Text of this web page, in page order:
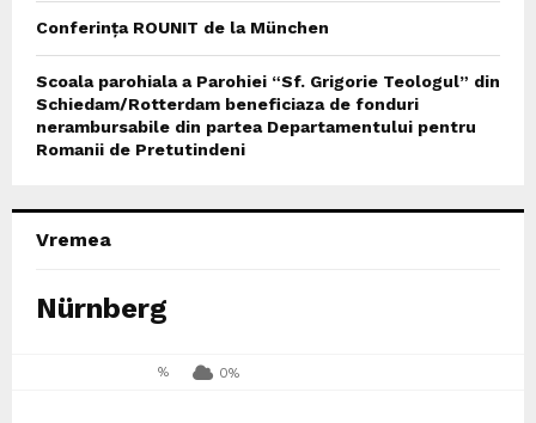
Conferința ROUNIT de la München
Scoala parohiala a Parohiei “Sf. Grigorie Teologul” din
Schiedam/Rotterdam beneficiaza de fonduri
nerambursabile din partea Departamentului pentru
Romanii de Pretutindeni
Vremea
Nürnberg
% 0%